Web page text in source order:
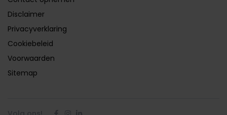
Disclaimer
Privacyverklaring
Cookiebeleid
Voorwaarden
Sitemap